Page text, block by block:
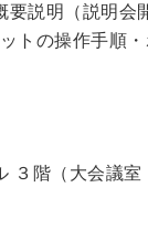
要説明（説明
トの操作手順
３階（大会議